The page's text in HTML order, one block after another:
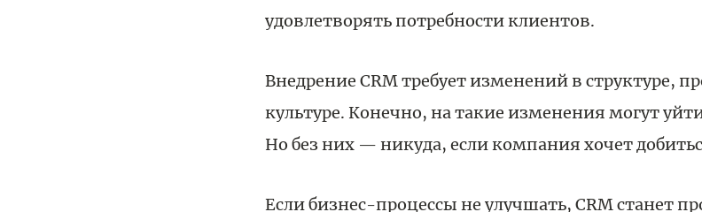
удовлетворять потребности клиентов.
Внедрение CRM требует изменений в структуре,
культуре. Конечно, на такие изменения могут
Но без них — никуда, если компания хочет
Если бизнес-процессы не улучшать, CRM станет